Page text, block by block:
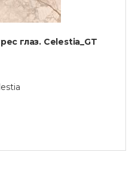
глаз. Celestia_GT